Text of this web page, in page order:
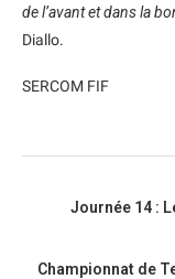
de l’avant et dans la
Diallo.
SERCOM FIF
Journée 14 :
Championnat de